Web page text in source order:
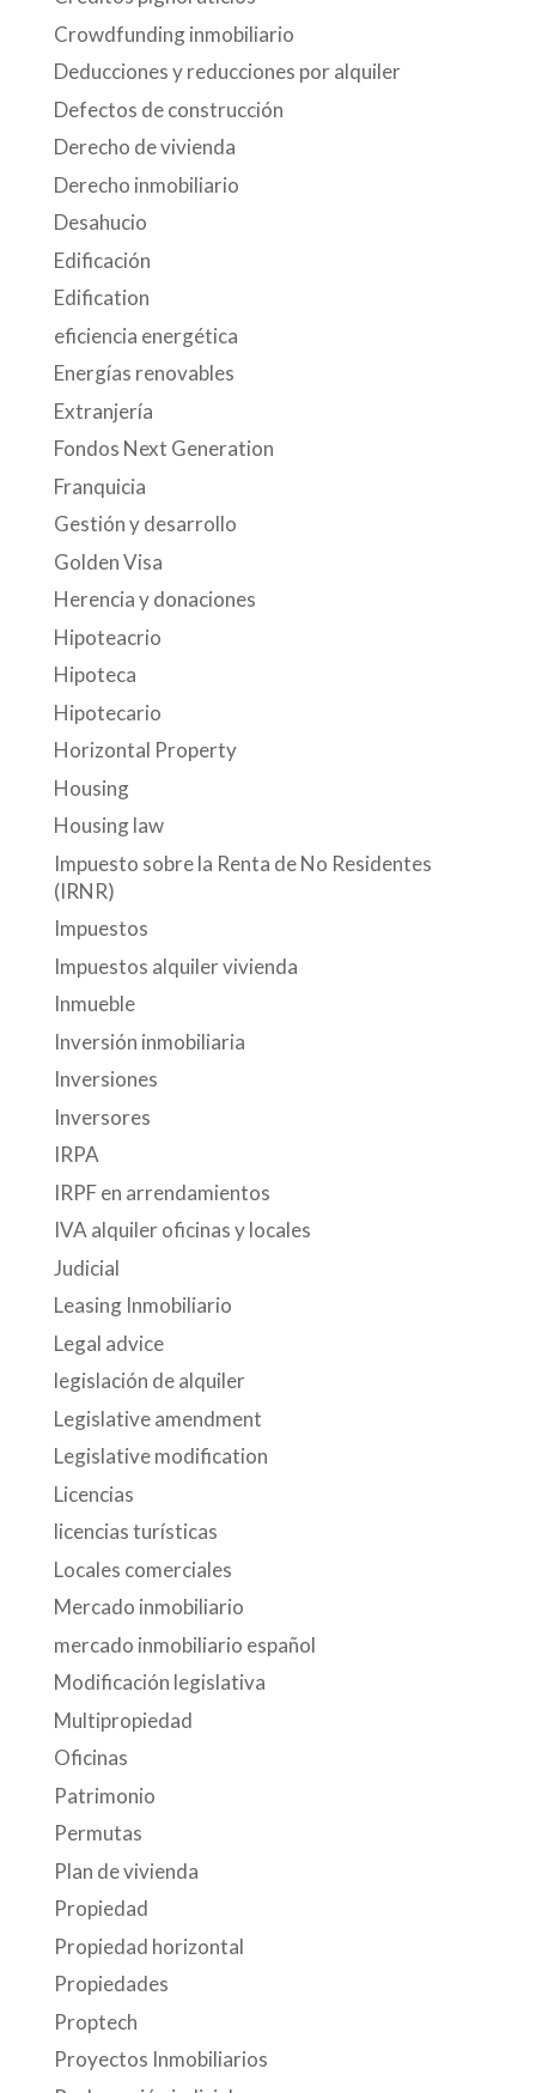
Crowdfunding inmobiliario
Deducciones y reducciones por alquiler
Defectos de construcción
Derecho de vivienda
Derecho inmobiliario
Desahucio
Edificación
Edification
eficiencia energética
Energías renovables
Extranjería
Fondos Next Generation
Franquicia
Gestión y desarrollo
Golden Visa
Herencia y donaciones
Hipoteacrio
Hipoteca
Hipotecario
Horizontal Property
Housing
Housing law
Impuesto sobre la Renta de No Residentes
(IRNR)
Impuestos
Impuestos alquiler vivienda
Inmueble
Inversión inmobiliaria
Inversiones
Inversores
IRPA
IRPF en arrendamientos
IVA alquiler oficinas y locales
Judicial
Leasing Inmobiliario
Legal advice
legislación de alquiler
Legislative amendment
Legislative modification
Licencias
licencias turísticas
Locales comerciales
Mercado inmobiliario
mercado inmobiliario español
Modificación legislativa
Multipropiedad
Oficinas
Patrimonio
Permutas
Plan de vivienda
Propiedad
Propiedad horizontal
Propiedades
Proptech
Proyectos Inmobiliarios